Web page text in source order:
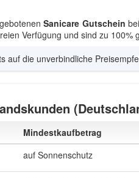
Sanicare Gutschein
Verfügung und sind zu 100%
auf die unverbindliche
Mindestkaufbetrag
auf Sonnenschutz